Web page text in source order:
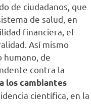
de ciudadanos, que
de salud, en
financiera, el
Así mismo
humano, de
contra la
los cambiantes
científica, en la